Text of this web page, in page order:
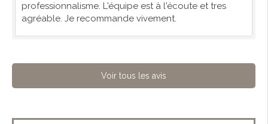
professionnalisme. L'équipe est à l'écoute et tres
agréable. Je recommande vivement.
Voir tous les avis